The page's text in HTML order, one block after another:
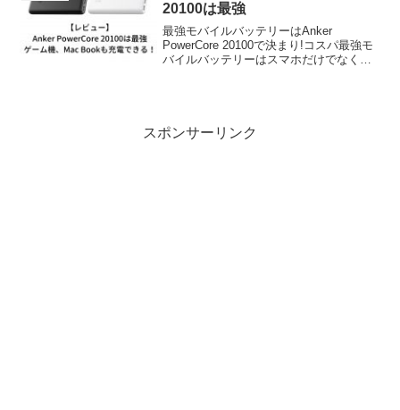
20100は最強
最強モバイルバッテリーはAnker
PowerCore 20100で決まり!コスパ最強モ
バイルバッテリーはスマホだけでなく、
スポンサーリンク